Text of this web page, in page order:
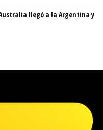
llegó a la Argentina y